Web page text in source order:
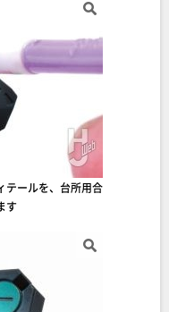
テールを、台所用合
す